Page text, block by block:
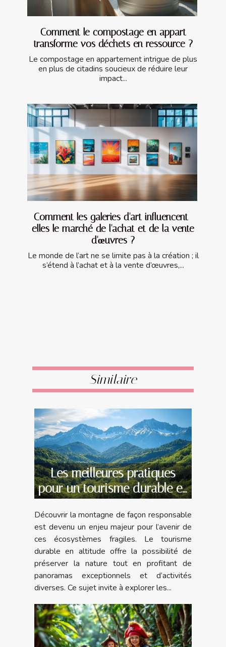
Comment le compostage en appart
transforme vos déchets en ressource ?
Le compostage en appartement intrigue de plus
en plus de citadins soucieux de réduire leur
impact...
Comment les galeries d'art influencent-
elles le marché de l'achat et de la vente
d'œuvres ?
Le monde de l’art ne se limite pas à la création ; il
s’étend à l’achat et à la vente d’œuvres,...
Similaire
Les meilleures pratiques
pour un tourisme durable en
montagne
Découvrir la montagne de façon responsable
est devenu un enjeu majeur pour l’avenir de
ces écosystèmes fragiles. Le tourisme
durable en altitude offre la possibilité de
préserver la nature tout en profitant de
panoramas exceptionnels et d’activités
diverses. Ce sujet invite à explorer les...